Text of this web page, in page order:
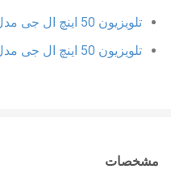
تلویزیون 50 اینچ ال جی مدل 50NANO796
تلویزیون 50 اینچ ال جی مدل 50NANO846
مشخصات